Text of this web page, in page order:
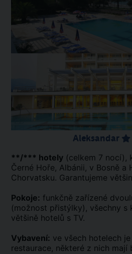
Aleksandar
**/*** hotely (celkem 7 nocí),
Černé Hoře, Albánii, v Bosně a
Chorvatsku. Garantujeme
Pokoje: funkčně zařízené
(možnost přistýlky), všechny s
většině hotelů s TV.
Vybavení: ve všech hotelech
restaurace, některé z nich mají